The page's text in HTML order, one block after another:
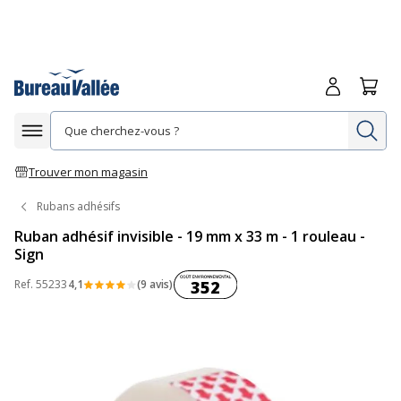
Afficher la navigation
Trouver mon magasin
Me
Rubans adhésifs
Ruban adhésif invisible - 19 mm x 33 m - 1 rouleau -
Sign
Ref. 552334,1 (9 avis)Coût environnemental :
352